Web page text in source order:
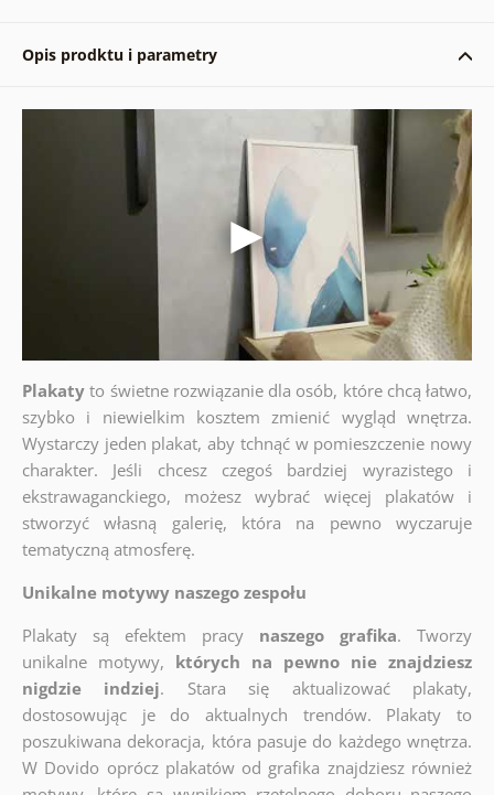
Opis prodktu i parametry
Plakaty to świetne rozwiązanie dla osób, które chcą łatwo,
szybko i niewielkim kosztem zmienić wygląd wnętrza.
Wystarczy jeden plakat, aby tchnąć w pomieszczenie nowy
charakter. Jeśli chcesz czegoś bardziej wyrazistego i
ekstrawaganckiego, możesz wybrać więcej plakatów i
stworzyć własną galerię, która na pewno wyczaruje
tematyczną atmosferę.
Unikalne motywy naszego zespołu
Plakaty są efektem pracy
naszego grafika. Tworzy
unikalne motywy, których na pewno nie znajdziesz
nigdzie indziej. Stara się aktualizować plakaty,
dostosowując je do aktualnych trendów. Plakaty to
poszukiwana dekoracja, która pasuje do każdego wnętrza.
W Dovido oprócz plakatów od grafika znajdziesz również